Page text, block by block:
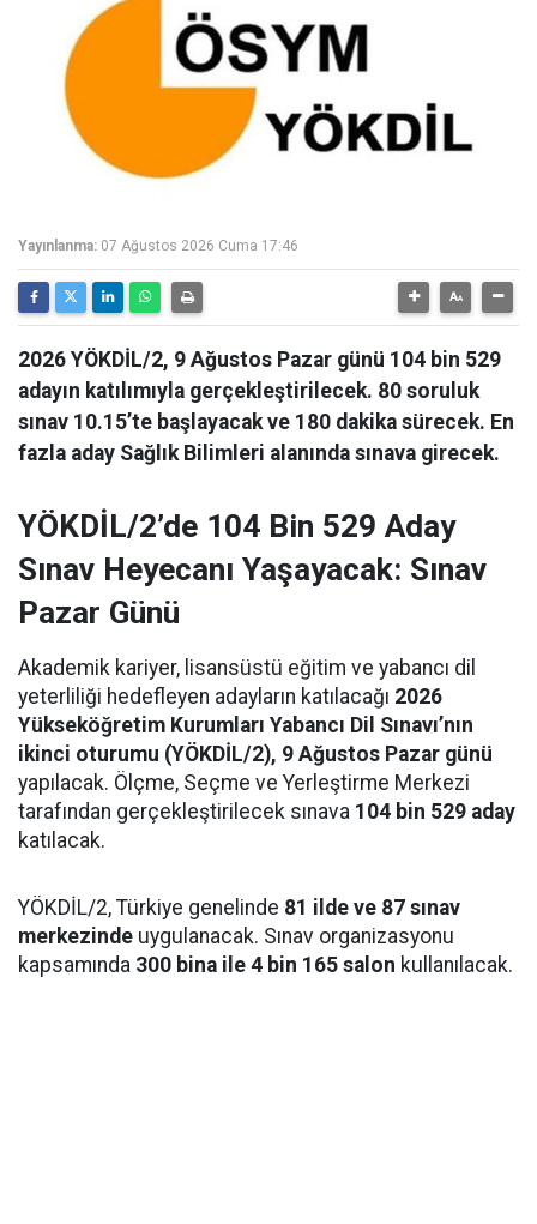
Yayınlanma: 07 Ağustos 2026 Cuma 17:46
2026 YÖKDİL/2, 9 Ağustos Pazar günü 104 bin 529
adayın katılımıyla gerçekleştirilecek. 80 soruluk
sınav 10.15’te başlayacak ve 180 dakika sürecek. En
fazla aday Sağlık Bilimleri alanında sınava girecek.
YÖKDİL/2’de 104 Bin 529 Aday
Sınav Heyecanı Yaşayacak: Sınav
Pazar Günü
Akademik kariyer, lisansüstü eğitim ve yabancı dil
yeterliliği hedefleyen adayların katılacağı 2026
Yükseköğretim Kurumları Yabancı Dil Sınavı’nın
ikinci oturumu (YÖKDİL/2), 9 Ağustos Pazar günü
yapılacak. Ölçme, Seçme ve Yerleştirme Merkezi
tarafından gerçekleştirilecek sınava 104 bin 529 aday
katılacak.
YÖKDİL/2, Türkiye genelinde 81 ilde ve 87 sınav
merkezinde uygulanacak. Sınav organizasyonu
kapsamında 300 bina ile 4 bin 165 salon kullanılacak.